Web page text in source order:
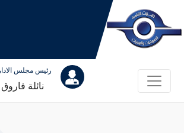
رئيس مجلس
نائلة فاروق